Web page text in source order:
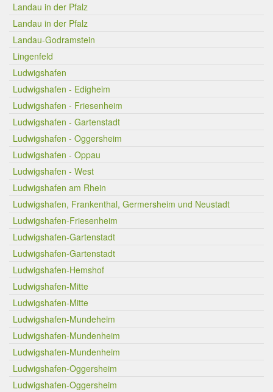
Landau in der Pfalz
Landau in der Pfalz
Landau-Godramstein
Lingenfeld
Ludwigshafen
Ludwigshafen - Edigheim
Ludwigshafen - Friesenheim
Ludwigshafen - Gartenstadt
Ludwigshafen - Oggersheim
Ludwigshafen - Oppau
Ludwigshafen - West
Ludwigshafen am Rhein
Ludwigshafen, Frankenthal, Germersheim und Neustadt
Ludwigshafen-Friesenheim
Ludwigshafen-Gartenstadt
Ludwigshafen-Gartenstadt
Ludwigshafen-Hemshof
Ludwigshafen-Mitte
Ludwigshafen-Mitte
Ludwigshafen-Mundeheim
Ludwigshafen-Mundenheim
Ludwigshafen-Mundenheim
Ludwigshafen-Oggersheim
Ludwigshafen-Oggersheim